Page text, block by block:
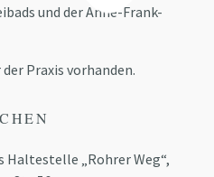
und der Anne-Frank-
Praxis vorhanden.
Haltestelle „Rohrer Weg“,